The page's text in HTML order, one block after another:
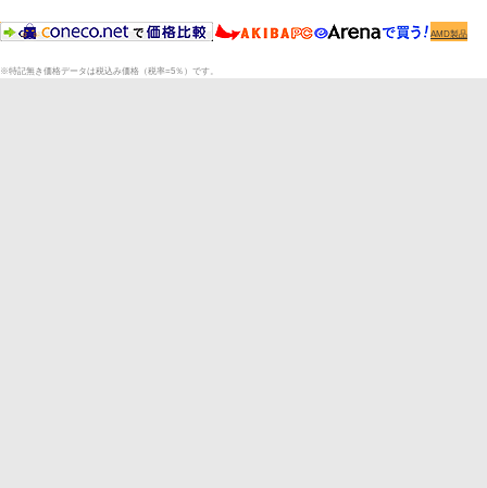
AMD製品
※特記無き価格データは税込み価格（税率=5％）です。